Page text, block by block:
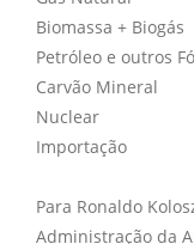
Biomassa + Biogás
Petróleo e outros
Carvão Mineral
Nuclear
Importação
Para Ronaldo
Administração da